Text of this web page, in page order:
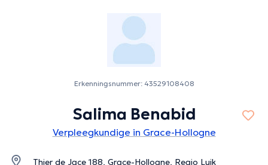
Erkenningsnummer: 43529108408
Salima Benabid
Verpleegkundige in Grace-Hollogne
Thier de Jace 188, Grace-Hollogne, Regio Luik